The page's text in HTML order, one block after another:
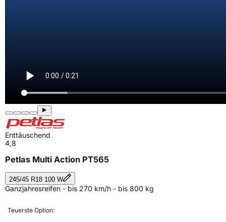
Enttäuschend
4,8
Petlas Multi Action PT565
245/45 R18 100 W
Ganzjahresreifen - bis 270 km/h - bis 800 kg
Teuerste Option: